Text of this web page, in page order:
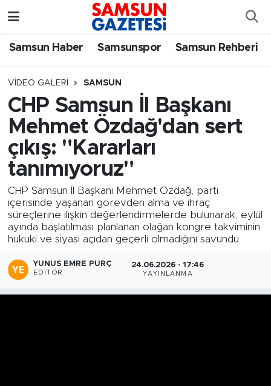
Samsun Haber Samsunspor Samsun Rehberi
VIDEO GALERI SAMSUN
CHP Samsun İl Başkanı
Mehmet Özdağ'dan sert
çıkış: "Kararları
tanımıyoruz"
CHP Samsun İl Başkanı Mehmet Özdağ, parti
içerisinde yaşanan görevden alma ve ihraç
süreçlerine ilişkin değerlendirmelerde bulunarak, eylül
ayında başlatılması planlanan olağan kongre takviminin
hukuki ve siyasi açıdan geçerli olmadığını savundu.
YUNUS EMRE PURÇ
EDITÖR
24.06.2026 - 17:46
YAYINLANMA
Samsun Haber
Samsunspor
Samsun Rehberi
Resmi İlanlar
Samsun Nöbetçi Eczaneler
Samsun Hava Durumu
SAMSUN Namaz Vakitleri
Samsun Trafik Yoğunluk Haritası
Süper Lig Puan Durumu ve Fikstür
Tüm Manşetler
Son Dakika Haberleri
Haber Arşivi